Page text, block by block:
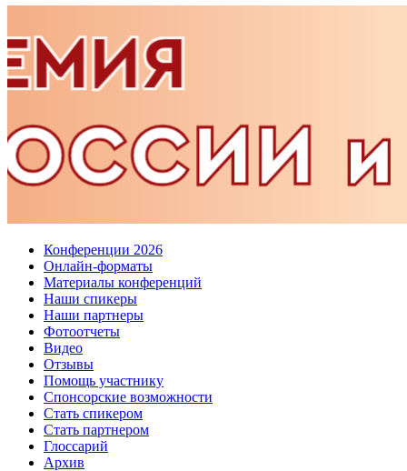
Конференции 2026
Онлайн-форматы
Материалы конференций
Наши спикеры
Наши партнеры
Фотоотчеты
Видео
Отзывы
Помощь участнику
Спонсорские возможности
Стать спикером
Стать партнером
Глоссарий
Архив